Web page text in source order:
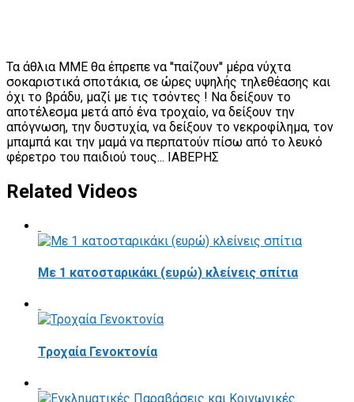
Τα άθλια ΜΜΕ θα έπρεπε να ''παίζουν'' μέρα νύχτα
σοκαριστικά σποτάκια, σε ώρες υψηλής τηλεθέασης και
όχι το βράδυ, μαζί με τις τσόντες ! Να δείξουν το
αποτέλεσμα μετά από ένα τροχαίο, να δείξουν την
απόγνωση, την δυστυχία, να δείξουν το νεκροφίλημα, τον
μπαμπά και την μαμά να περπατούν πίσω από το λευκό
φέρετρο του παιδιού τους... ΙΑΒΕΡΗΣ
Related Videos
Με 1 κατοσταρικάκι (ευρώ) κλείνεις σπίτια
Τροχαία Γενοκτονία